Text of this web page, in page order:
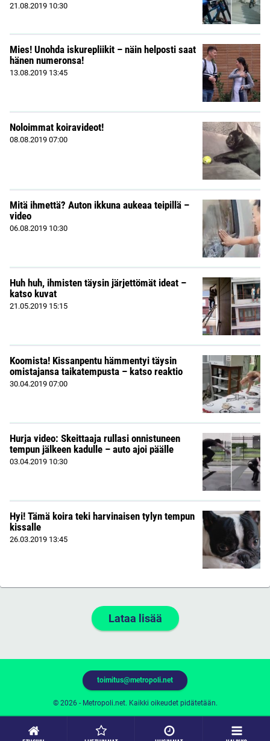
21.08.2019 10:30
Mies! Unohda iskurepliikit – näin helposti saat
hänen numeronsa!
13.08.2019 13:45
Noloimmat koiravideot!
08.08.2019 07:00
Mitä ihmettä? Auton ikkuna aukeaa teipillä –
video
06.08.2019 10:30
Huh huh, ihmisten täysin järjettömät ideat –
katso kuvat
21.05.2019 15:15
Koomista! Kissanpentu hämmentyi täysin
omistajansa taikatempusta – katso reaktio
30.04.2019 07:00
Hurja video: Skeittaaja rullasi onnistuneen
tempun jälkeen kadulle – auto ajoi päälle
03.04.2019 10:30
Hyi! Tämä koira teki harvinaisen tylyn tempun
kissalle
26.03.2019 13:45
Lataa lisää
© 2026 - Metropoli.net. Kaikki oikeudet pidätetään.
toimitus@metropoli.net